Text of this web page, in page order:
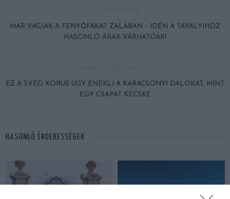
MÁR VÁGJÁK A FENYŐFÁKAT ZALÁBAN – IDÉN A TAVALYIHOZ
HASONLÓ ÁRAK VÁRHATÓAK!
EZ A SVÉD KÓRUS ÚGY ÉNEKLI A KARÁCSONYI DALOKAT, MINT
EGY CSAPAT KECSKE
HASONLÓ ÉRDEKESSÉGEK